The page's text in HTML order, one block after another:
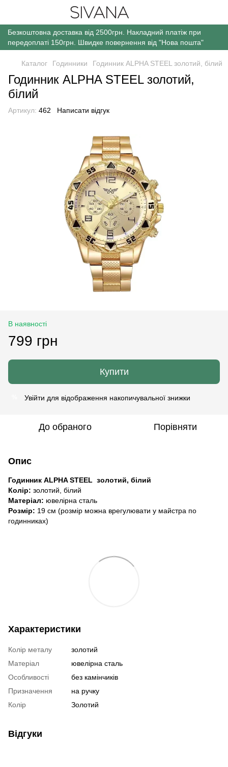
Безкоштовна доставка від 2500грн. Накладний платіж при
передоплаті 150грн. Швидке повернення від "Нова пошта"
Каталог Годинники Годинник ALPHA STEEL золотий, білий
Годинник ALPHA STEEL золотий,
білий
Артикул: 462 Написати відгук
В наявності
799 грн
Купити
Увійти для відображення накопичувальної знижки
До обраного Порівняти
Опис
Годинник ALPHA STEEL золотий, білий
Колір: золотий, білий
Матеріал: ювелірна сталь
Розмір: 19 см (розмір можна врегулювати у майстра по
годинниках)
Характеристики
Колір металу
золотий
Матеріал
ювелірна сталь
Особливості
без камінчиків
Призначення
на ручку
Колір
Золотий
Відгуки